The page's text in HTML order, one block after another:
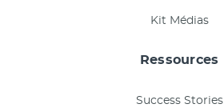
Kit Médias
Ressources
Success Stories